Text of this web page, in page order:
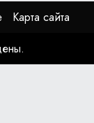
Карта сайта